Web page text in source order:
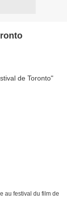
au festival du film de